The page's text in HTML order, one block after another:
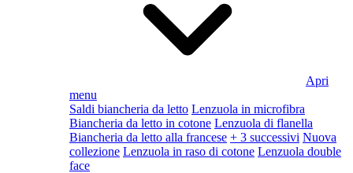
Apri
menu
Saldi biancheria da letto Lenzuola in microfibra
Biancheria da letto in cotone Lenzuola di flanella
Biancheria da letto alla francese + 3 successivi Nuova
collezione Lenzuola in raso di cotone Lenzuola double
face